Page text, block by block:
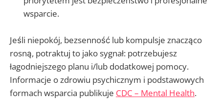
wsparcie.
Jeśli niepokój, bezsenność lub kompulsje znacząco
rosną, potraktuj to jako sygnał: potrzebujesz
łagodniejszego planu i/lub dodatkowej pomocy.
Informacje o zdrowiu psychicznym i podstawowych
formach wsparcia publikuje CDC – Mental Health.